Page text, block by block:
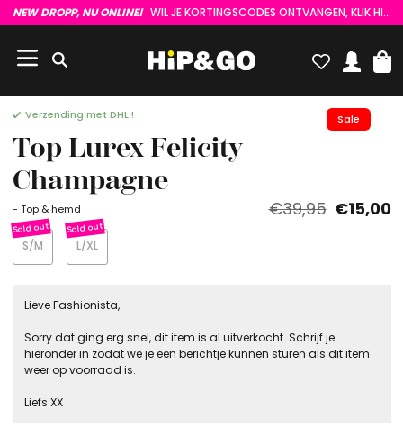
NEW DROPP, NU ONLINE! WIL JE KORTINGSCODES ONTVANGEN, KLIK HIER :)
Sale
Verzending met DHL !
Top Lurex Felicity
Champagne
- Top & hemd €39,95 €15,00
S/M L/XL
Lieve Fashionista,
Sorry dat ging erg snel, dit item is al uitverkocht. Schrijf je
hieronder in zodat we je een berichtje kunnen sturen als dit item
weer op voorraad is.
Liefs XX